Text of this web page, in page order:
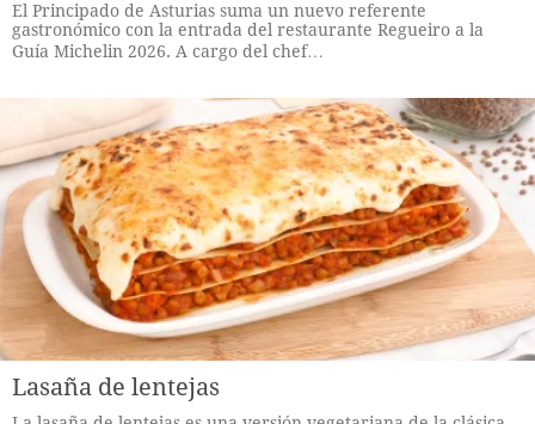
El Principado de Asturias suma un nuevo referente
gastronómico con la entrada del restaurante Regueiro a la
Guía Michelin 2026. A cargo del chef…
Lasaña de lentejas